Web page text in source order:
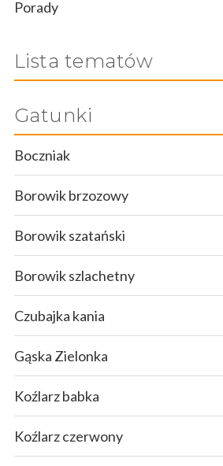
Porady
Lista tematów
Gatunki
Boczniak
Borowik brzozowy
Borowik szatański
Borowik szlachetny
Czubajka kania
Gąska Zielonka
Koźlarz babka
Koźlarz czerwony